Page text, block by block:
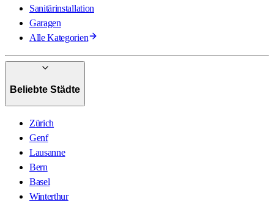
Sanitärinstallation
Garagen
Alle Kategorien
Beliebte Städte
Zürich
Genf
Lausanne
Bern
Basel
Winterthur